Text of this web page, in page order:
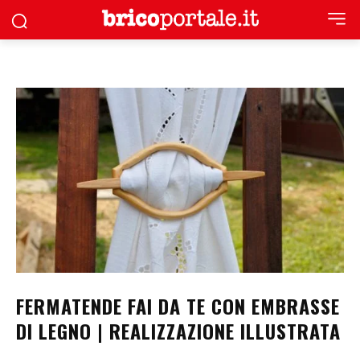
FERMATENDE FAI DA TE CON EMBRASSE
DI LEGNO | REALIZZAZIONE ILLUSTRATA